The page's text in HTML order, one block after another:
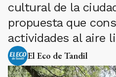
cultural de la
propuesta que
actividades al aire
El Eco de Tandil